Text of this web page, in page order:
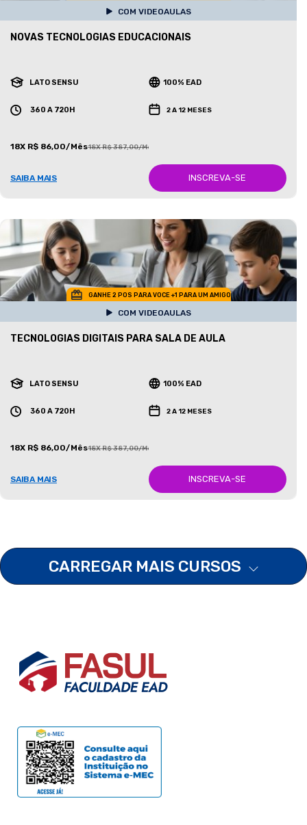
COM VIDEOAULAS
NOVAS TECNOLOGIAS EDUCACIONAIS
LATO SENSU 100% EAD
360 A 720H 2 A 12 MESES
18X R$ 86,00/Mês18X R$ 387,00/Mês
SAIBA MAIS INSCREVA-SE
GANHE 2 POS PARA VOCE +1 PARA UM AMIGO
COM VIDEOAULAS
TECNOLOGIAS DIGITAIS PARA SALA DE AULA
LATO SENSU 100% EAD
360 A 720H 2 A 12 MESES
18X R$ 86,00/Mês18X R$ 387,00/Mês
SAIBA MAIS INSCREVA-SE
CARREGAR MAIS CURSOS